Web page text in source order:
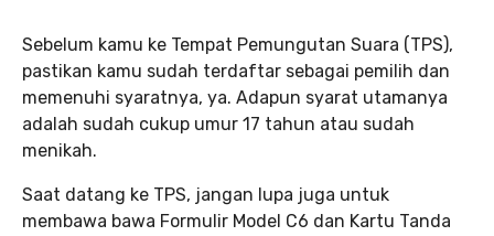
Sebelum kamu ke Tempat Pemungutan Suara (TPS),
pastikan kamu sudah terdaftar sebagai pemilih dan
memenuhi syaratnya, ya. Adapun syarat utamanya
adalah sudah cukup umur 17 tahun atau sudah
menikah.
Saat datang ke TPS, jangan lupa juga untuk
membawa bawa Formulir Model C6 dan Kartu Tanda